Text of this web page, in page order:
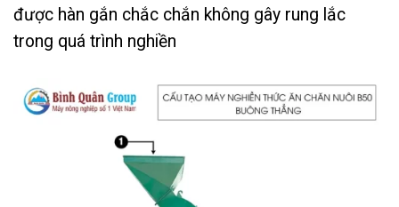
được hàn gắn chắc chắn không gây rung lắc
trong quá trình nghiền